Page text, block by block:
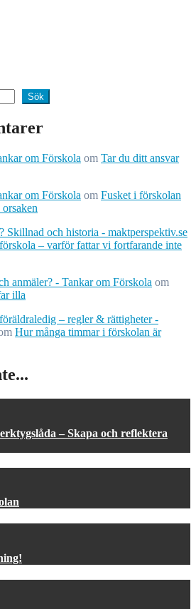
Sök
om Förskola om Tar du ditt ansvar
om Förskola om Fusket i förskolan
Skillnad och historia - maktperspektiv.se
– varför fattar vi fortfarande inte
anmäler? - Tankar om Förskola om
illa
– regler & rättigheter -
Hur många timmar i förskolan är
– Skapa och reflektera